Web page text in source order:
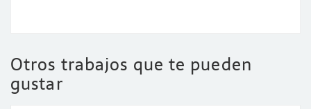
Otros trabajos que te pueden
gustar